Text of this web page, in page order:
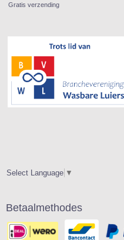
Gratis verzending
Select Language ▼
Betaalmethodes